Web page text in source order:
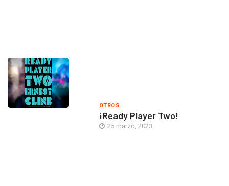
OTROS
¡Ready Player Two!
25 marzo, 2023